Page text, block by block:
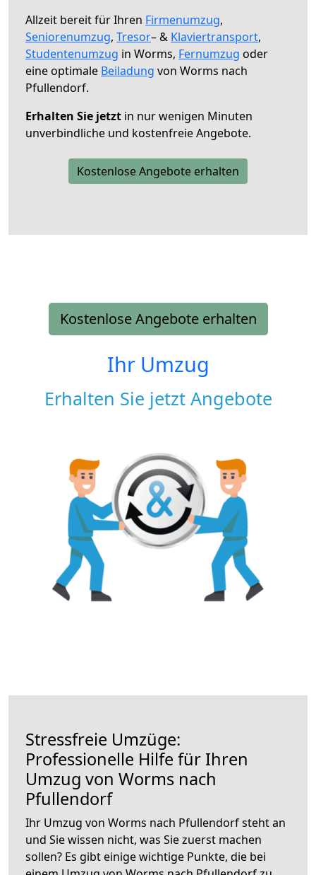
Allzeit bereit für Ihren Firmenumzug,
Seniorenumzug, Tresor– & Klaviertransport,
Studentenumzug in Worms, Fernumzug oder
eine optimale Beiladung von Worms nach
Pfullendorf.
Erhalten Sie jetzt in nur wenigen Minuten
unverbindliche und kostenfreie Angebote.
Kostenlose Angebote erhalten
Kostenlose Angebote erhalten
Ihr Umzug
Erhalten Sie jetzt Angebote
Stressfreie Umzüge:
Professionelle Hilfe für Ihren
Umzug von Worms nach
Pfullendorf
Ihr Umzug von Worms nach Pfullendorf steht an
und Sie wissen nicht, was Sie zuerst machen
sollen? Es gibt einige wichtige Punkte, die bei